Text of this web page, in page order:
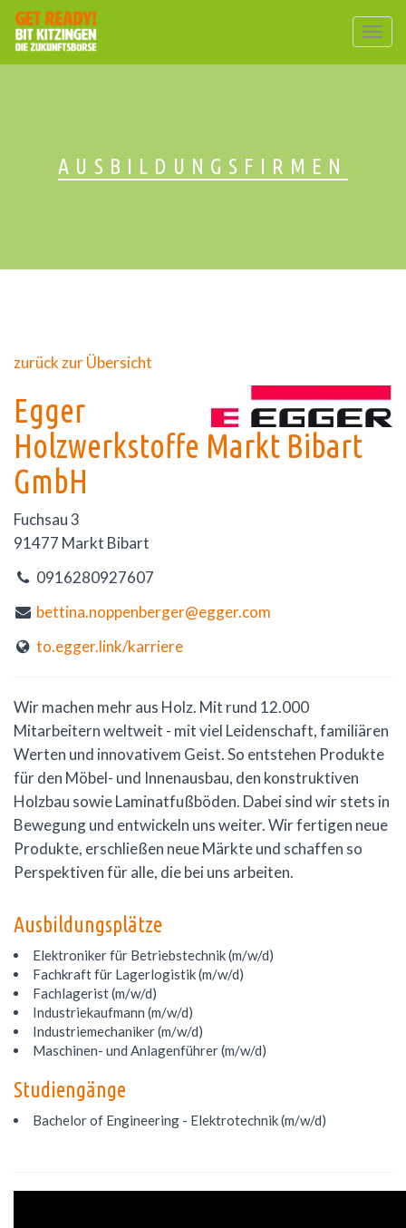
AUSBILDUNGSFIRMEN
zurück zur Übersicht
Egger
Holzwerkstoffe Markt Bibart
GmbH
Fuchsau 3
91477 Markt Bibart
0916280927607
bettina.noppenberger@egger.com
to.egger.link/karriere
Wir machen mehr aus Holz. Mit rund 12.000
Mitarbeitern weltweit - mit viel Leidenschaft, familiären
Werten und innovativem Geist. So entstehen Produkte
für den Möbel- und Innenausbau, den konstruktiven
Holzbau sowie Laminatfußböden. Dabei sind wir stets in
Bewegung und entwickeln uns weiter. Wir fertigen neue
Produkte, erschließen neue Märkte und schaffen so
Perspektiven für alle, die bei uns arbeiten.
Ausbildungsplätze
Elektroniker für Betriebstechnik (m/w/d)
Fachkraft für Lagerlogistik (m/w/d)
Fachlagerist (m/w/d)
Industriekaufmann (m/w/d)
Industriemechaniker (m/w/d)
Maschinen- und Anlagenführer (m/w/d)
Studiengänge
Bachelor of Engineering - Elektrotechnik (m/w/d)